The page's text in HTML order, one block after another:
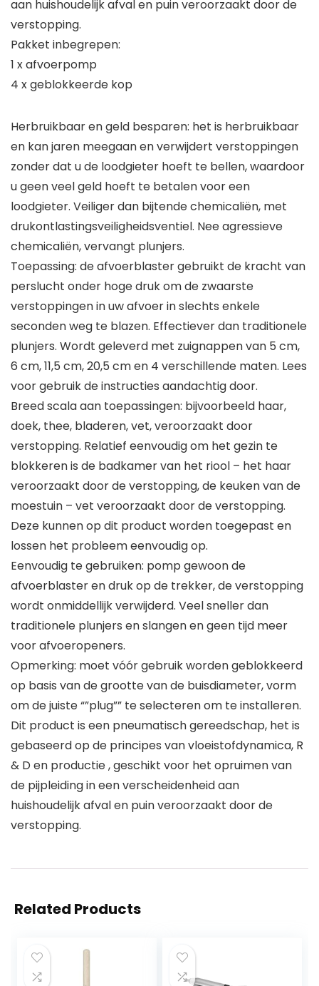
aan huishoudelijk afval en puin veroorzaakt door de
verstopping.
Pakket inbegrepen:
1 x afvoerpomp
4 x geblokkeerde kop
Herbruikbaar en geld besparen: het is herbruikbaar
en kan jaren meegaan en verwijdert verstoppingen
zonder dat u de loodgieter hoeft te bellen, waardoor
u geen veel geld hoeft te betalen voor een
loodgieter. Veiliger dan bijtende chemicaliën, met
drukontlastingsveiligheidsventiel. Nee agressieve
chemicaliën, vervangt plunjers.
Toepassing: de afvoerblaster gebruikt de kracht van
perslucht onder hoge druk om de zwaarste
verstoppingen in uw afvoer in slechts enkele
seconden weg te blazen. Effectiever dan traditionele
plunjers. Wordt geleverd met zuignappen van 5 cm,
6 cm, 11,5 cm, 20,5 cm en 4 verschillende maten. Lees
voor gebruik de instructies aandachtig door.
Breed scala aan toepassingen: bijvoorbeeld haar,
doek, thee, bladeren, vet, veroorzaakt door
verstopping. Relatief eenvoudig om het gezin te
blokkeren is de badkamer van het riool – het haar
veroorzaakt door de verstopping, de keuken van de
moestuin – vet veroorzaakt door de verstopping.
Deze kunnen op dit product worden toegepast en
lossen het probleem eenvoudig op.
Eenvoudig te gebruiken: pomp gewoon de
afvoerblaster en druk op de trekker, de verstopping
wordt onmiddellijk verwijderd. Veel sneller dan
traditionele plunjers en slangen en geen tijd meer
voor afvoeropeners.
Opmerking: moet vóór gebruik worden geblokkeerd
op basis van de grootte van de buisdiameter, vorm
om de juiste “”plug”” te selecteren om te installeren.
Dit product is een pneumatisch gereedschap, het is
gebaseerd op de principes van vloeistofdynamica, R
& D en productie , geschikt voor het opruimen van
de pijpleiding in een verscheidenheid aan
huishoudelijk afval en puin veroorzaakt door de
verstopping.
Related Products